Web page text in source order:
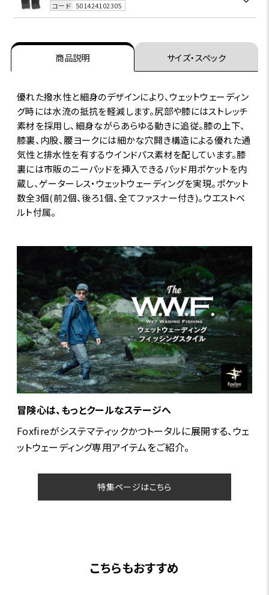
コード 501424102305
商品説明 サイズ・スペック
優れた撥水性と細身のデザインにより、ウェットウェーディン
グ時には水流の抵抗を軽減します。尻部や膝にはストレッチ
素材を採用し、細身ながらあらゆる動きに追従。膝の上下、
膝裏、内股、腰ヨークには細かな穴開き構造による優れた通
気性と排水性を有するウインドパス素材を配しています。膝
裏には市販のニーパッドを挿入できるパッド用ポケットを内
蔵し、ゲーターレス・ウェットウェーディングを実現。ポケット
数全3個(前2個、後ろ1個、全てファスナー付き)。ウエストベ
ルト付属。
冒険心は、もっとクールなステージへ
Foxfireがシステマティックかつトータルに展開する、ウェ
ットウェーディング専用アイテムをご紹介。
特集ページはこちら
こちらもおすすめ